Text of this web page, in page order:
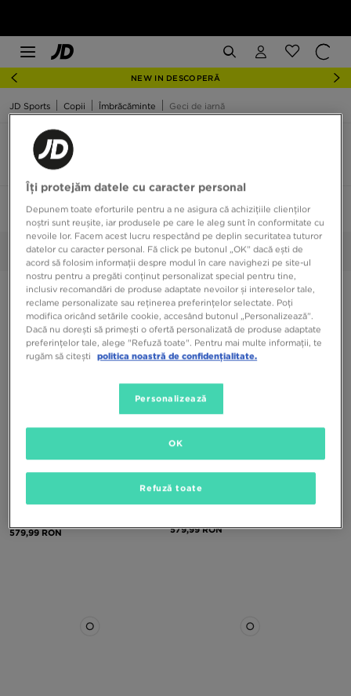
NEW IN DESCOPERĂ
JD Sports Copii Îmbrăcăminte Geci de iarnă
Geaca iarna copii mărime 7-8yrs
Sortează:Recomandate Filtrează 1
Selectate: 7-8YRS Șterge
SHERKALA
579,99 RON
THE NORTH FACE JACHETĂ B
REVERS PERRITO HD
579,99 RON
Îți protejăm datele cu caracter personal
Depunem toate eforturile pentru a ne asigura că achizițiile clienților
noștri sunt reușite, iar produsele pe care le aleg sunt în conformitate cu
nevoile lor. Facem acest lucru respectând pe deplin securitatea tuturor
datelor cu caracter personal. Fă click pe butonul „OK” dacă ești de
acord să folosim informații despre modul în care navighezi pe site-ul
nostru pentru a pregăti conținut personalizat special pentru tine,
inclusiv recomandări de produse adaptate nevoilor și intereselor tale,
reclame personalizate sau reținerea preferințelor selectate. Poți
modifica oricând setările cookie, accesând butonul „Personalizează”.
Dacă nu dorești să primești o ofertă personalizată de produse adaptate
preferințelor tale, alege "Refuză toate". Pentru mai multe informații, te
rugăm să citești
politica noastră de confidențialitate.
Personalizează
Refuză toate
OK